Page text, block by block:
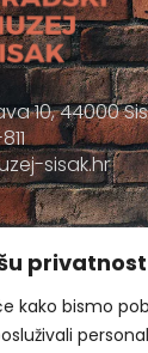
privatnost
kako bismo
10, 44000
sisak.hr